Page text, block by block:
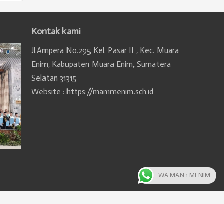
Kontak kami
Jl.Ampera No.295 Kel. Pasar II , Kec. Muara
Enim, Kabupaten Muara Enim, Sumatera
Selatan 31315
Website : https://man1menim.sch.id
WA MAN 1 MENIM